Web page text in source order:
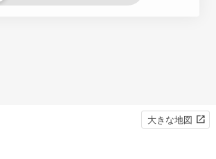
大きな地図